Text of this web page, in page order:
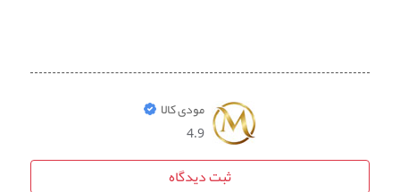
مودی کالا
4.9
ثبت دیدگاه